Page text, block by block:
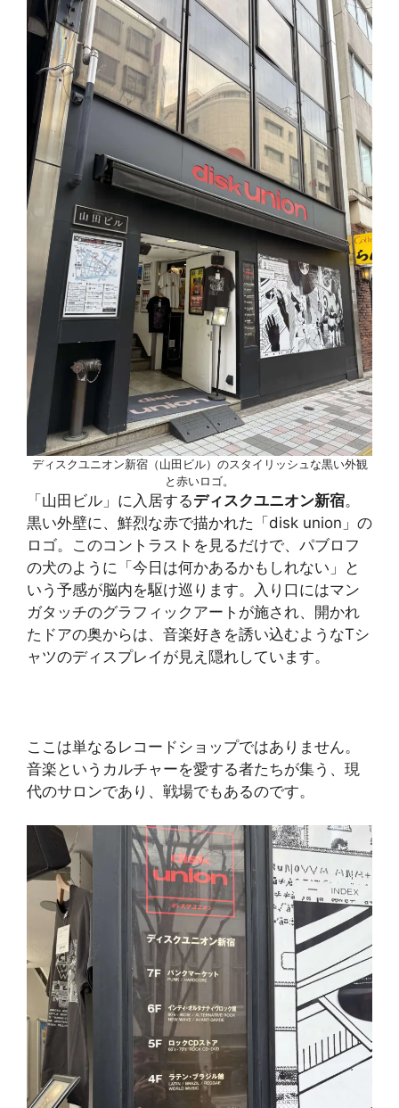
ディスクユニオン新宿（山田ビル）のスタイリッシュな黒い外観
と赤いロゴ。
「山田ビル」に入居するディスクユニオン新宿。
黒い外壁に、鮮烈な赤で描かれた「disk union」の
ロゴ。このコントラストを見るだけで、パブロフ
の犬のように「今日は何かあるかもしれない」と
いう予感が脳内を駆け巡ります。入り口にはマン
ガタッチのグラフィックアートが施され、開かれ
たドアの奥からは、音楽好きを誘い込むようなTシ
ャツのディスプレイが見え隠れしています。
ここは単なるレコードショップではありません。
音楽というカルチャーを愛する者たちが集う、現
代のサロンであり、戦場でもあるのです。